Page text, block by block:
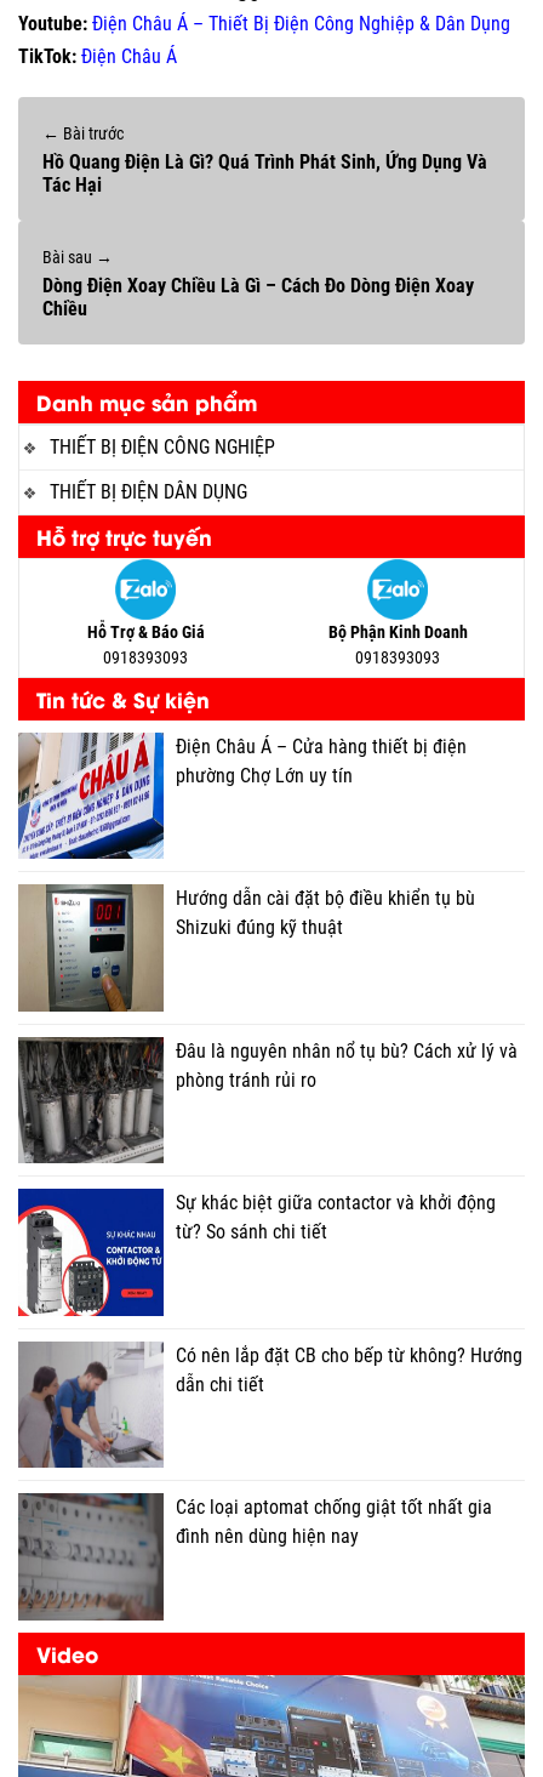
Danh mục sản phẩm
THIẾT BỊ ĐIỆN CÔNG NGHIỆP
THIẾT BỊ ĐIỆN DÂN DỤNG
Hỗ trợ trực tuyến
Hỗ Trợ & Báo Giá
0918393093
Bộ Phận Kinh Doanh
0918393093
Tin tức & Sự kiện
Điện Châu Á – Cửa hàng thiết bị điện
phường Chợ Lớn uy tín
Hướng dẫn cài đặt bộ điều khiển tụ bù
Shizuki đúng kỹ thuật
Đâu là nguyên nhân nổ tụ bù? Cách xử lý và
phòng tránh rủi ro
Sự khác biệt giữa contactor và khởi động
từ? So sánh chi tiết
Có nên lắp đặt CB cho bếp từ không? Hướng
dẫn chi tiết
Các loại aptomat chống giật tốt nhất gia
đình nên dùng hiện nay
Video
Youtube: Điện Châu Á – Thiết Bị Điện Công Nghiệp & Dân Dụng
TikTok: Điện Châu Á
← Bài trước
Hồ Quang Điện Là Gì? Quá Trình Phát Sinh, Ứng Dụng Và
Tác Hại
Bài sau →
Dòng Điện Xoay Chiều Là Gì – Cách Đo Dòng Điện Xoay
Chiều